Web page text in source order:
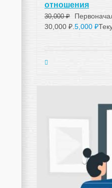
отношения
30,000₽
30,000 ₽. 5,000 ₽